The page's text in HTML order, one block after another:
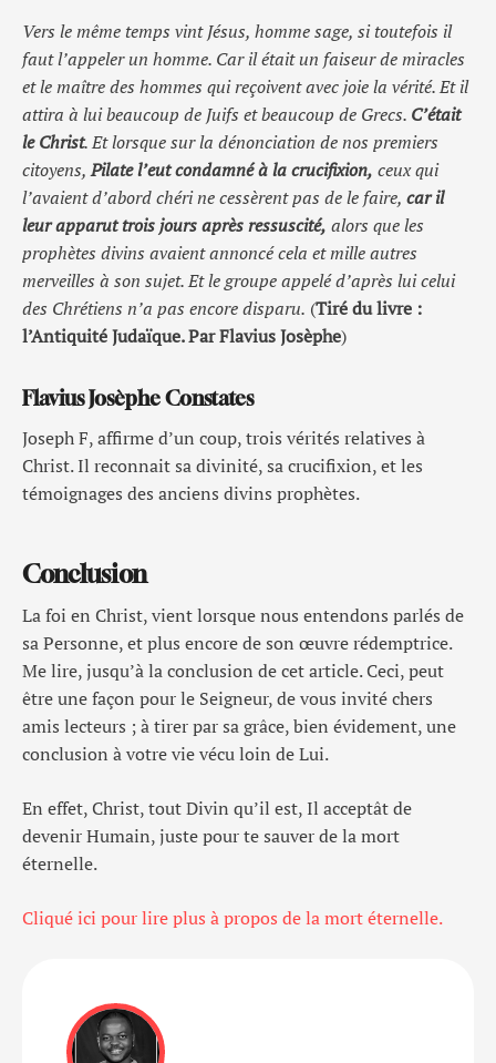
Vers le même temps vint Jésus, homme sage, si toutefois il
faut l’appeler un homme. Car il était un faiseur de miracles
et le maître des hommes qui reçoivent avec joie la vérité. Et il
attira à lui beaucoup de Juifs et beaucoup de Grecs. C’était
le Christ. Et lorsque sur la dénonciation de nos premiers
citoyens,Pilate l’eut condamné à la crucifixion, ceux qui
l’avaient d’abord chéri ne cessèrent pas de le faire, car il
leur apparut trois jours après ressuscité, alors que les
prophètes divins avaient annoncé cela et mille autres
merveilles à son sujet. Et le groupe appelé d’après lui celui
des Chrétiens n’a pas encore disparu. (Tiré du livre :
l’Antiquité Judaïque. Par Flavius Josèphe)
Flavius Josèphe Constates
Joseph F, affirme d’un coup, trois vérités relatives à
Christ. Il reconnait sa divinité, sa crucifixion, et les
témoignages des anciens divins prophètes.
Conclusion
La foi en Christ, vient lorsque nous entendons parlés de
sa Personne, et plus encore de son œuvre rédemptrice.
Me lire, jusqu’à la conclusion de cet article. Ceci, peut
être une façon pour le Seigneur, de vous invité chers
amis lecteurs ; à tirer par sa grâce, bien évidement, une
conclusion à votre vie vécu loin de Lui.
En effet, Christ, tout Divin qu’il est, Il acceptât de
devenir Humain, juste pour te sauver de la mort
éternelle.
Cliqué ici pour lire plus à propos de la mort éternelle.